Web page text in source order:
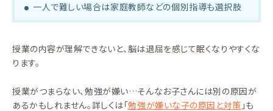
一人で難しい場合は家庭教師などの個別指導も選択肢
授業の内容が理解できないと、脳は退屈を感じて眠くなりやすくな
ります。
授業がつまらない、勉強が嫌い…そんなお子さんには別の原因が
あるかもしれません。詳しくは「勉強が嫌いな子の原因と対策 」も